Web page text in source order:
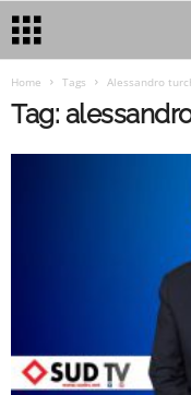
Home Tags Alessandro
Tag: